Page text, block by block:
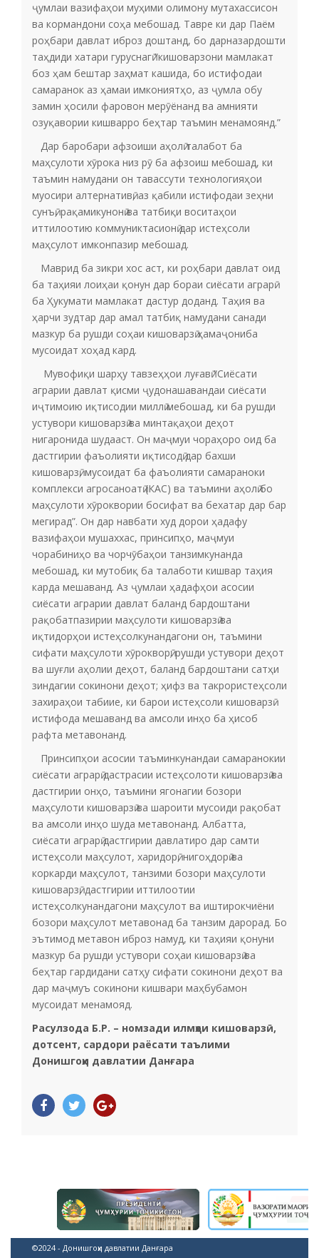
ҷумлаи вазифаҳои муҳими олимону мутахассисон
ва кормандони соҳа мебошад. Тавре ки дар Паём
роҳбари давлат иброз доштанд, бо дарназардошти
таҳдиди хатари гуруснагӣ “кишоварзони мамлакат
боз ҳам бештар заҳмат кашида, бо истифодаи
самаранок аз ҳамаи имкониятҳо, аз ҷумла обу
замин ҳосили фаровон мерӯёнанд ва амнияти
озуқавории кишварро беҳтар таъмин менамоянд.”
Дар баробари афзоиши аҳолӣ талабот ба
маҳсулоти хӯрока низ рӯ ба афзоиш мебошад, ки
таъмин намудани он тавассути технологияҳои
муосири алтернативӣ, аз қабили истифодаи зеҳни
сунъӣ, рақамикунонӣ ва татбиқи воситаҳои
иттилоотию коммуниктасионӣ дар истеҳсоли
маҳсулот имконпазир мебошад.
Маврид ба зикри хос аст, ки роҳбари давлат оид
ба таҳияи лоиҳаи қонун дар бораи сиёсати аграрӣ
ба Ҳукумати мамлакат дастур доданд. Таҳия ва
ҳарчи зудтар дар амал татбиқ намудани санади
мазкур ба рушди соҳаи кишоварзӣ ҳамаҷониба
мусоидат хоҳад кард.
Мувофиқи шарҳу тавзеҳҳои луғавӣ “Сиёсати
аграрии давлат қисми ҷудонашавандаи сиёсати
иҷтимоию иқтисодии миллӣ мебошад, ки ба рушди
устувори кишоварзӣ ва минтақаҳои деҳот
нигаронида шудааст. Он маҷмуи чораҳоро оид ба
дастгирии фаъолияти иқтисодӣ дар бахши
кишоварзӣ, мусоидат ба фаъолияти самараноки
комплекси агросаноатӣ (КАС) ва таъмини аҳолӣ бо
маҳсулоти хӯроквории босифат ва бехатар дар бар
мегирад”. Он дар навбати худ дорои ҳадафу
вазифаҳои мушаххас, принсипҳо, маҷмуи
чорабиниҳо ва чорчӯбаҳои танзимкунанда
мебошад, ки мутобиқ ба талаботи кишвар таҳия
карда мешаванд. Аз ҷумлаи ҳадафҳои асосии
сиёсати аграрии давлат баланд бардоштани
рақобатпазирии маҳсулоти кишоварзӣ ва
иқтидорҳои истеҳсолкунандагони он, таъмини
сифати маҳсулоти хӯрокворӣ; рушди устувори деҳот
ва шуғли аҳолии деҳот, баланд бардоштани сатҳи
зиндагии сокинони деҳот; ҳифз ва такрористеҳсоли
захираҳои табиие, ки барои истеҳсоли кишоварзӣ
истифода мешаванд ва амсоли инҳо ба ҳисоб
рафта метавонанд.
Принсипҳои асосии таъминкунандаи самаранокии
сиёсати аграрӣ дастрасии истеҳсолоти кишоварзӣ ва
дастгирии онҳо, таъмини ягонагии бозори
маҳсулоти кишоварзӣ ва шароити мусоиди рақобат
ва амсоли инҳо шуда метавонанд. Албатта,
сиёсати аграрӣ дастгирии давлатиро дар самти
истеҳсоли маҳсулот, харидорӣ, нигоҳдорӣ ва
коркарди маҳсулот, танзими бозори маҳсулоти
кишоварзӣ, дастгирии иттилоотии
истеҳсолкунандагони маҳсулот ва иштирокчиёни
бозори маҳсулот метавонад ба танзим дарорад. Бо
эътимод метавон иброз намуд, ки таҳияи қонуни
мазкур ба рушди устувори соҳаи кишоварзӣ ва
беҳтар гардидани сатҳу сифати сокинони деҳот ва
дар маҷмуъ сокинони кишвари маҳбубамон
мусоидат менамояд.
Расулзода Б.Р. – номзади илмҳои кишоварзӣ,
дотсент, сардори раёсати таълими
Донишгоҳи давлатии Данғара
©2024 - Донишгоҳи давлатии Данғара